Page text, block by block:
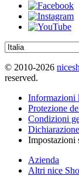
© 2010-2026
reserved.
Informazioni
Protezione
Condizioni
Impostazioni
Azienda
Altri nice